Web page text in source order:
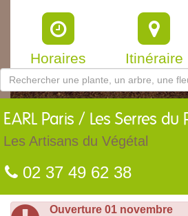
Horaires Itinéraire
EARL Paris / Les Serres du
Les Artisans du Végétal
02 37 49 62 38
Ouverture 01 novembre